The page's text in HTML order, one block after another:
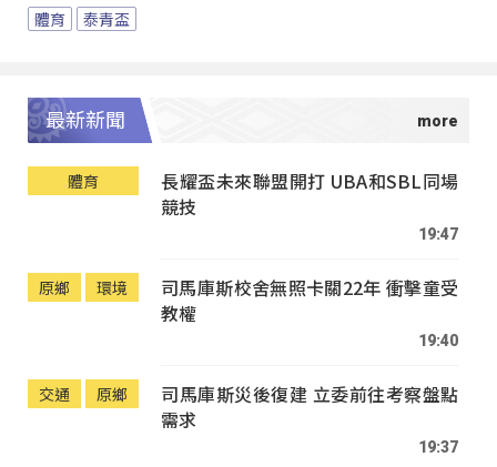
體育 泰青盃
最新新聞
體育
長耀盃未來聯盟開打 UBA和SBL同場
競技
19:47
原鄉 環境
司馬庫斯校舍無照卡關22年 衝擊童受
教權
19:40
交通 原鄉
司馬庫斯災後復建 立委前往考察盤點
需求
19:37